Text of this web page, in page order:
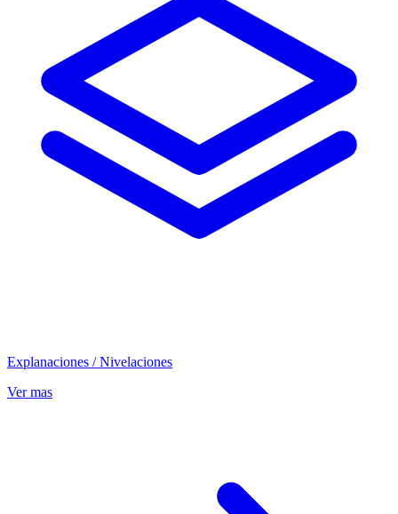
Explanaciones / Nivelaciones
Ver mas